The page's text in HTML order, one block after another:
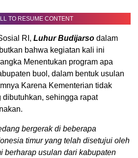
TO RESUME CONTENT
RI, Luhur Budijarso dalam
bahwa kegiatan kali ini
Menentukan program apa
buol, dalam bentuk usulan
Karena Kementerian tidak
dibutuhkan, sehingga rapat
bergerak di beberapa
timur yang telah disetujui oleh
berharap usulan dari kabupaten